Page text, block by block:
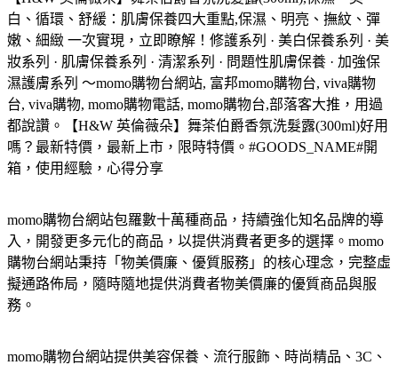
白、循環、舒緩：肌膚保養四大重點,保濕、明亮、撫紋、彈
嫩、細緻 一次實現，立即瞭解！修護系列 · 美白保養系列 · 美
妝系列 · 肌膚保養系列 · 清潔系列 · 問題性肌膚保養 · 加強保
濕護膚系列 ～momo購物台網站, 富邦momo購物台, viva購物
台, viva購物, momo購物電話, momo購物台,部落客大推，用過
都說讚。【H&W 英倫薇朵】舞茶伯爵香氛洗髮露(300ml)好用
嗎？最新特價，最新上市，限時特價。#GOODS_NAME#開
箱，使用經驗，心得分享
momo購物台網站包羅數十萬種商品，持續強化知名品牌的導
入，開發更多元化的商品，以提供消費者更多的選擇。momo
購物台網站秉持「物美價廉、優質服務」的核心理念，完整虛
擬通路佈局，隨時隨地提供消費者物美價廉的優質商品與服
務。
momo購物台網站提供美容保養、流行服飾、時尚精品、3C、